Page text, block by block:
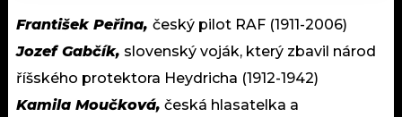
František Peřina, český pilot RAF (1911-2006)
Jozef Gabčík, slovenský voják, který zbavil národ
říšského protektora Heydricha (1912-1942)
Kamila Moučková, česká hlasatelka a